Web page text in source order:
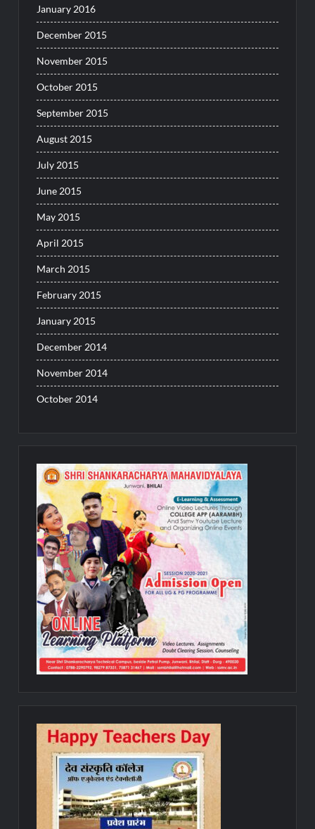
January 2016
December 2015
November 2015
October 2015
September 2015
August 2015
July 2015
June 2015
May 2015
April 2015
March 2015
February 2015
January 2015
December 2014
November 2014
October 2014